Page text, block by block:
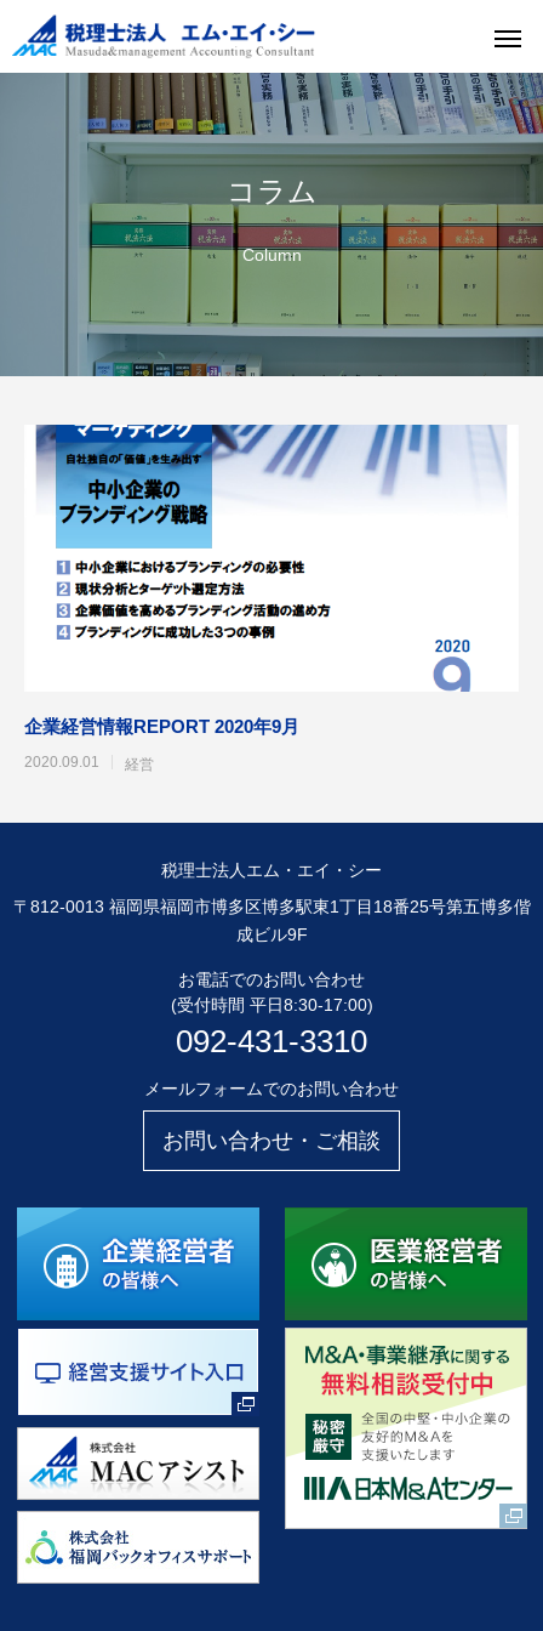
コラム
Column
企業経営情報REPORT 2020年9月
2020.09.01 経営
税理士法人エム・エイ・シー
〒812-0013 福岡県福岡市博多区博多駅東1丁目18番25号第五博多偕
成ビル9F
お電話でのお問い合わせ
(受付時間 平日8:30-17:00)
092-431-3310
メールフォームでのお問い合わせ
お問い合わせ・ご相談